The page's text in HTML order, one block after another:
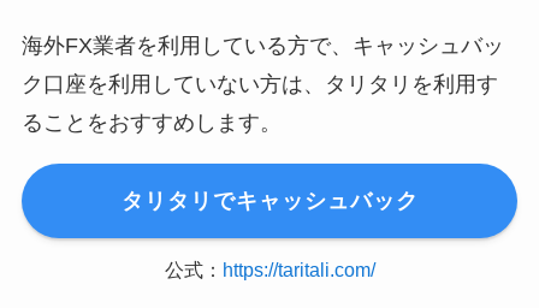
海外FX業者を利用している方で、キャッシュバッ
ク口座を利用していない方は、タリタリを利用す
ることをおすすめします。
タリタリでキャッシュバック
公式： https://taritali.com/